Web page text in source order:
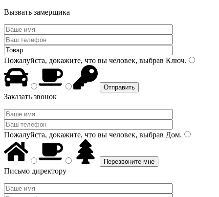
Вызвать замерщика
Пожалуйста, докажите, что вы человек, выбрав Ключ.
Заказать звонок
Пожалуйста, докажите, что вы человек, выбрав Дом.
Письмо директору